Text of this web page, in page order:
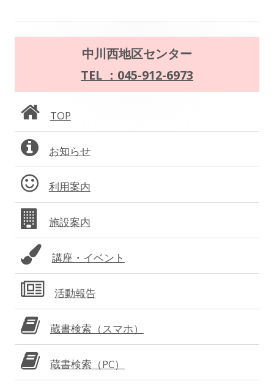
ョ
ン
ン
サ
イ
ド
バ
ー
中川西地区センター
TEL ：045-912-6973
TOP
お知らせ
利用案内
施設案内
講座・イベント
活動報告
蔵書検索（スマホ）
蔵書検索（PC）